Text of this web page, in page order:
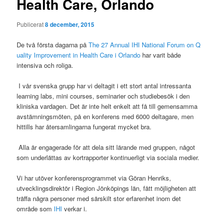
Health Care, Orlando
Publicerat8 december, 2015
De två första dagarna påThe 27 Annual IHI National Forum on Q
uality Improvement in Health Care i Orlando har varit både
intensiva och roliga.
I vår svenska grupp har vi deltagit i ett stort antal intressanta
learning labs, mini courses, seminarier och studiebesök i den
kliniska vardagen. Det är inte helt enkelt att få till gemensamma
avstämningsmöten, på en konferens med 6000 deltagare, men
hittills har återsamlingarna fungerat mycket bra.
Alla är engagerade för att dela sitt lärande med gruppen, något
som underlättas av kortrapporter kontinuerligt via sociala medier.
Vi har utöver konferensprogrammet via Göran Henriks,
utvecklingsdirektör i Region Jönköpings län, fått möjligheten att
träffa några personer med särskilt stor erfarenhet inom det
område som IHI verkar i.